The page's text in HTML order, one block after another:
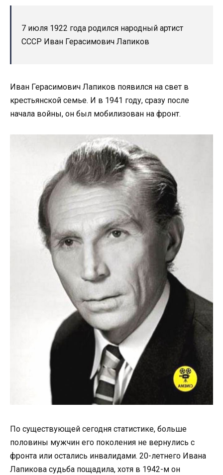
7 июля 1922 года родился народный артист
СССР Иван Герасимович Лапиков
Иван Герасимович Лапиков появился на свет в
крестьянской семье. И в 1941 году, сразу после
начала войны, он был мобилизован на фронт.
По существующей сегодня статистике, больше
половины мужчин его поколения не вернулись с
фронта или остались инвалидами. 20-летнего Ивана
Лапикова судьба пощадила, хотя в 1942-м он